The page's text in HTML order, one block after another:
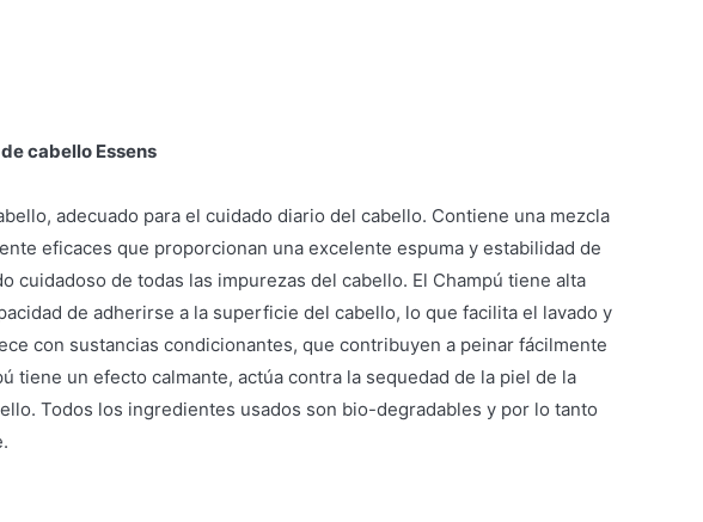
cabello Essens
adecuado para el cuidado diario del cabello. Contiene una mezcla
eficaces que proporcionan una excelente espuma y estabilidad de
cuidadoso de todas las impurezas del cabello. El Champú tiene alta
de adherirse a la superficie del cabello, lo que facilita el lavado y
con sustancias condicionantes, que contribuyen a peinar fácilmente
tiene un efecto calmante, actúa contra la sequedad de la piel de la
Todos los ingredientes usados son bio-degradables y por lo tanto